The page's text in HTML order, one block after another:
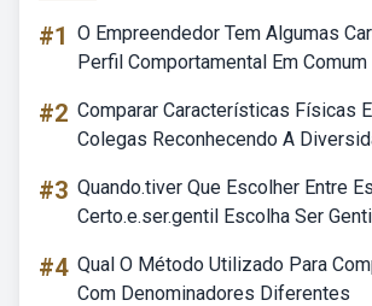
#1 O Empreendedor Tem Algumas
Perfil Comportamental Em Comum
#2 Comparar Características Físicas
Colegas Reconhecendo A
#3 Quando.tiver Que Escolher Entre
Certo.e.ser.gentil Escolha Ser
#4 Qual O Método Utilizado Para
Com Denominadores Diferentes